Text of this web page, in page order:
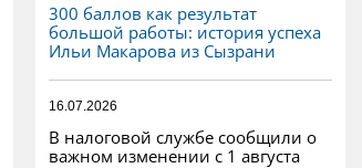
300 баллов как результат
большой работы: история успеха
Ильи Макарова из Сызрани
16.07.2026
В налоговой службе сообщили о
важном изменении с 1 августа